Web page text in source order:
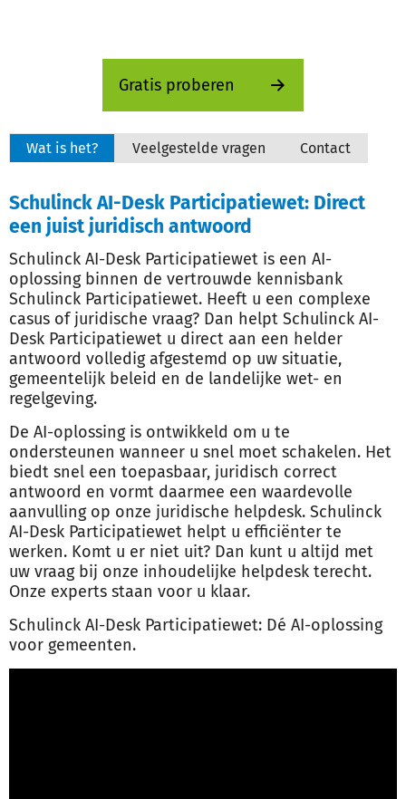
Gratis proberen
Wat is het? Veelgestelde vragen Contact
Schulinck AI-Desk Participatiewet: Direct
een juist juridisch antwoord
Schulinck AI-Desk Participatiewet is een AI-
oplossing binnen de vertrouwde kennisbank
Schulinck Participatiewet. Heeft u een complexe
casus of juridische vraag? Dan helpt Schulinck AI-
Desk Participatiewet u direct aan een helder
antwoord volledig afgestemd op uw situatie,
gemeentelijk beleid en de landelijke wet- en
regelgeving.
De AI-oplossing is ontwikkeld om u te
ondersteunen wanneer u snel moet schakelen. Het
biedt snel een toepasbaar, juridisch correct
antwoord en vormt daarmee een waardevolle
aanvulling op onze juridische helpdesk. Schulinck
AI-Desk Participatiewet helpt u efficiënter te
werken. Komt u er niet uit? Dan kunt u altijd met
uw vraag bij onze inhoudelijke helpdesk terecht.
Onze experts staan voor u klaar.
Schulinck AI-Desk Participatiewet: Dé AI-oplossing
voor gemeenten.